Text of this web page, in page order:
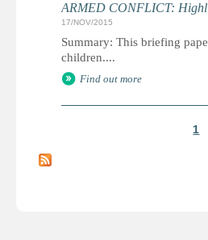
ARMED CONFLICT:
17/NOV/2015
Summary: This briefing
children....
Find out more
a
1